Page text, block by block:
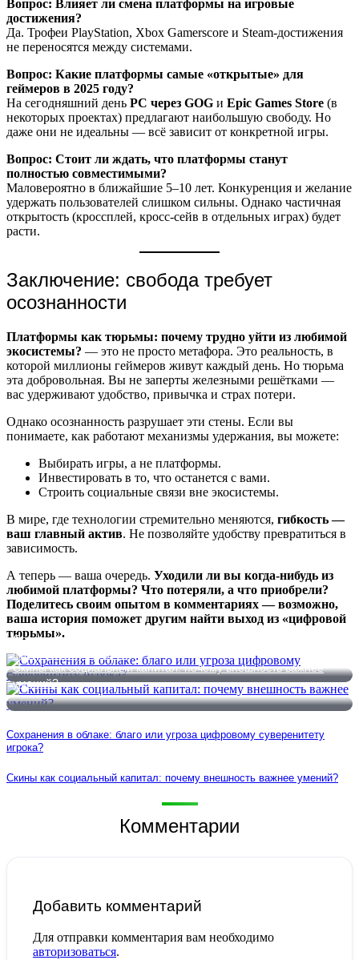
Вопрос: Влияет ли смена платформы на игровые
достижения?
Да. Трофеи PlayStation, Xbox Gamerscore и Steam-достижения
не переносятся между системами.
Вопрос: Какие платформы самые «открытые» для
геймеров в 2025 году?
На сегодняшний день PC через GOG и Epic Games Store (в
некоторых проектах) предлагают наибольшую свободу. Но
даже они не идеальны — всё зависит от конкретной игры.
Вопрос: Стоит ли ждать, что платформы станут
полностью совместимыми?
Маловероятно в ближайшие 5–10 лет. Конкуренция и желание
удержать пользователей слишком сильны. Однако частичная
открытость (кроссплей, кросс-сейв в отдельных играх) будет
расти.
Заключение: свобода требует
осознанности
Платформы как тюрьмы: почему трудно уйти из любимой
экосистемы? — это не просто метафора. Это реальность, в
которой миллионы геймеров живут каждый день. Но тюрьма
эта добровольная. Вы не заперты железными решётками —
вас удерживают удобство, привычка и страх потери.
Однако осознанность разрушает эти стены. Если вы
понимаете, как работают механизмы удержания, вы можете:
Выбирать игры, а не платформы.
Инвестировать в то, что останется с вами.
Строить социальные связи вне экосистемы.
В мире, где технологии стремительно меняются, гибкость —
ваш главный актив. Не позволяйте удобству превратиться в
зависимость.
А теперь — ваша очередь. Уходили ли вы когда-нибудь из
любимой платформы? Что потеряли, а что приобрели?
Поделитесь своим опытом в комментариях — возможно,
ваша история поможет другим найти выход из «цифровой
тюрьмы».
Сохранения в облаке: благо или угроза цифровому
суверенитету игрока?
Скины как социальный капитал: почему внешность важнее
умений?
Сохранения в облаке: благо или угроза цифровому суверенитету
игрока?
Скины как социальный капитал: почему внешность важнее умений?
Комментарии
Добавить комментарий
Для отправки комментария вам необходимо
авторизоваться.